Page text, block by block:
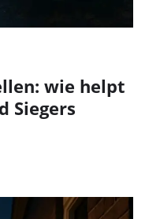
wie helpt
Siegers